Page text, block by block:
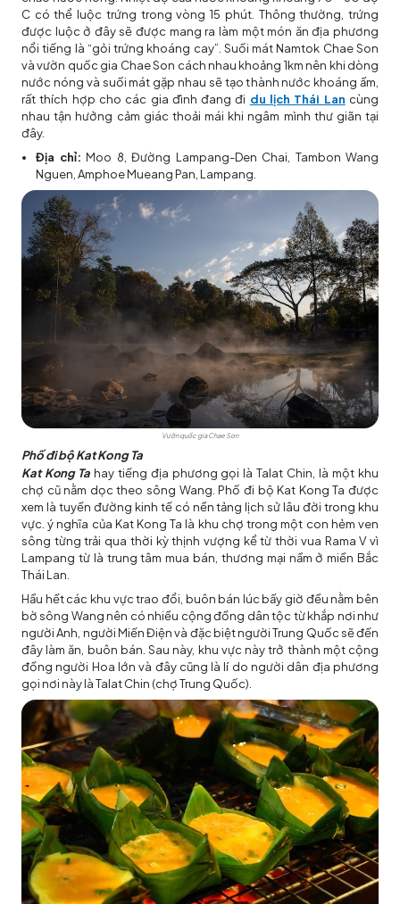
C có thể luộc trứng trong vòng 15 phút. Thông thường, trứng
được luộc ở đây sẽ được mang ra làm một món ăn địa phương
nổi tiếng là “gỏi trứng khoáng cay”. Suối mát Namtok Chae Son
và vườn quốc gia Chae Son cách nhau khoảng 1km nên khi dòng
nước nóng và suối mát gặp nhau sẽ tạo thành nước khoáng ấm,
rất thích hợp cho các gia đình đang đi du lịch Thái Lan cùng
nhau tận hưởng cảm giác thoải mái khi ngâm mình thư giãn tại
đây.
Địa chỉ: Moo 8, Đường Lampang-Den Chai, Tambon Wang
Nguen, Amphoe Mueang Pan, Lampang.
Vườn quốc gia Chae Son
Phố đi bộ Kat Kong Ta
Kat Kong Tahay tiếng địa phương gọi là Talat Chin, là một khu
chợ cũ nằm dọc theo sông Wang. Phố đi bộ Kat Kong Ta được
xem là tuyến đường kinh tế có nền tảng lịch sử lâu đời trong khu
vực. ý nghĩa của Kat Kong Ta là khu chợ trong một con hẻm ven
sông từng trải qua thời kỳ thịnh vượng kể từ thời vua Rama V vì
Lampang từ là trung tâm mua bán, thương mại nầm ở miền Bắc
Thái Lan.
Hầu hết các khu vực trao đổi, buôn bán lúc bấy giờ đều nằm bên
bờ sông Wang nên có nhiều cộng đồng dân tộc từ khắp nơi như
người Anh, người Miến Điện và đặc biệt người Trung Quốc sẽ đến
đây làm ăn, buôn bán. Sau này, khu vực này trở thành một cộng
đồng người Hoa lớn và đây cũng là lí do người dân địa phương
gọi nơi này là Talat Chin (chợ Trung Quốc).